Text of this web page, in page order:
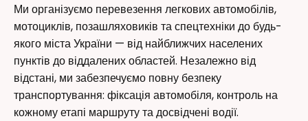
Ми організуємо перевезення легкових автомобілів,
мотоциклів, позашляховиків та спецтехніки до будь-
якого міста України — від найближчих населених
пунктів до віддалених областей. Незалежно від
відстані, ми забезпечуємо повну безпеку
транспортування: фіксація автомобіля, контроль на
кожному етапі маршруту та досвідчені водії.